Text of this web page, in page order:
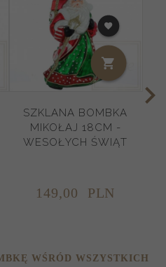
SZKLANA BOMBKA
MIKOŁAJ 18CM -
WESOŁYCH ŚWIĄT
149,00 PLN
WŚRÓD WSZYSTKICH